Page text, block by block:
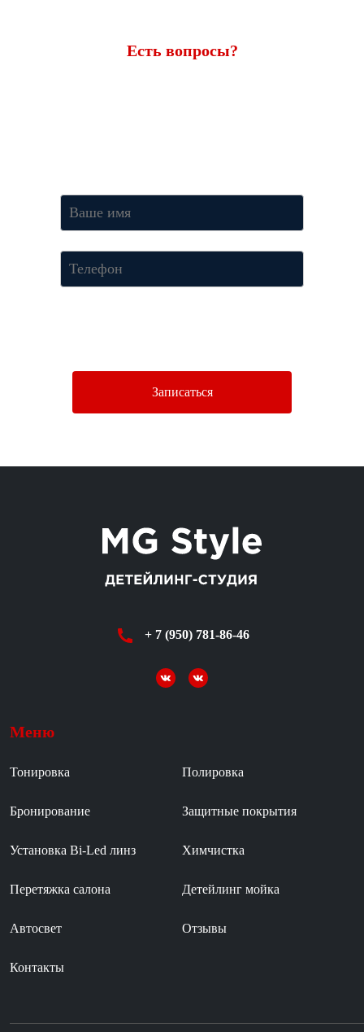
Есть вопросы?
Записаться
+ 7 (950) 781-86-46
Меню
Тонировка Полировка
Бронирование Защитные покрытия
Установка Bi-Led линз Химчистка
Перетяжка салона Детейлинг мойка
Автосвет Отзывы
Контакты